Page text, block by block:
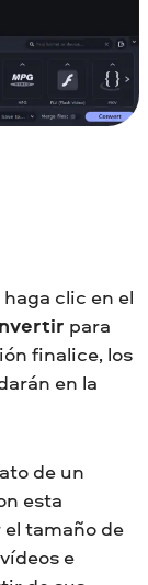
clic en el
para
finalice, los
en la
de un
esta
tamaño de
e